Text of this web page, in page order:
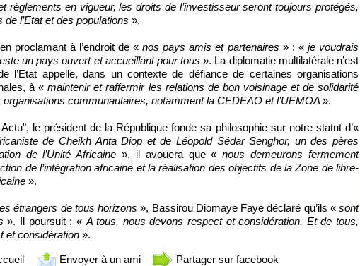
règlements en vigueur, les droits de l’investisseur seront toujours protégés,
l’Etat et des populations ».
proclamant à l’endroit de «nos pays amis et partenaires » : «je voudrais
un pays ouvert et accueillant pour tous ». La diplomatie multilatérale n’est
l’Etat appelle, dans un contexte de défiance de certaines organisations
à «maintenir et raffermir les relations de bon voisinage et de solidarité
communautaires, notamment la CEDEAO et l’UEMOA ».
le président de la République fonde sa philosophie sur notre statut d’«
de Cheikh Anta Diop et de Léopold Sédar Senghor, un des pères
de l’Unité Africaine», il avouera que «nous demeurons fermement
de l’intégration africaine et la réalisation des objectifs de la Zone de libre-
».
étrangers de tous horizons», Bassirou Diomaye Faye déclaré qu’ils « sont
». Il poursuit : « A tous, nous devons respect et considération. Et de tous,
et considération ».
Envoyer à un ami Partager sur facebook